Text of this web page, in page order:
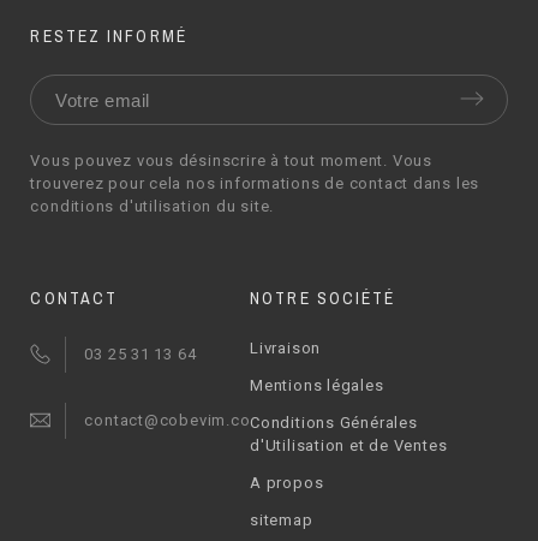
RESTEZ INFORMÉ
Vous pouvez vous désinscrire à tout moment. Vous
trouverez pour cela nos informations de contact dans les
conditions d'utilisation du site.
CONTACT
03 25 31 13 64
contact@cobevim.com
NOTRE SOCIÉTÉ
Livraison
Mentions légales
Conditions Générales
d'Utilisation et de Ventes
A propos
sitemap